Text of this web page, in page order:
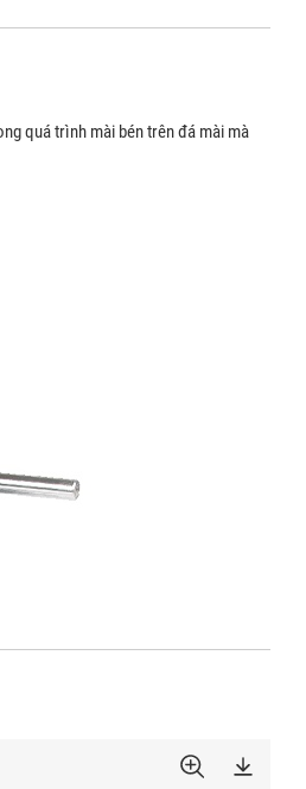
quá trình mài bén trên đá mài mà